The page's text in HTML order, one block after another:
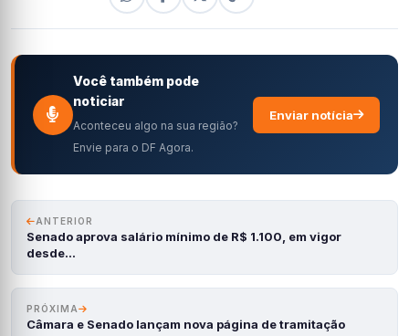
Você também pode
noticiar
Aconteceu algo na sua região?
Envie para o DF Agora.
Enviar notícia
ANTERIOR
Senado aprova salário mínimo de R$ 1.100, em vigor
desde…
PRÓXIMA
Câmara e Senado lançam nova página de tramitação